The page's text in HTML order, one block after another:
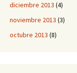
diciembre 2013 (4)
noviembre 2013 (3)
octubre 2013 (8)